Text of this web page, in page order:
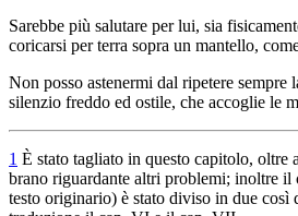
Sarebbe più salutare per lui, sia
coricarsi per terra sopra un mantello,
Non posso astenermi dal ripetere sempre
silenzio freddo ed ostile, che accoglie le
1 È stato tagliato in questo capitolo, oltre
brano riguardante altri problemi; inoltre il
testo originario) è stato diviso in due così